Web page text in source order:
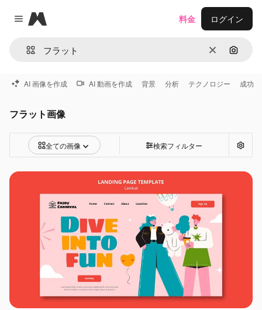
Close menu
Magnific
消去 画像で
料金 ログイン
AI 画像を作成 AI 動画を作成 背景 分析 テクノロジー 成功
フラット画像
全ての画像 検索フィルター